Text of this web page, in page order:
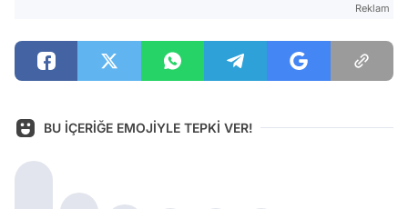
Reklam
BU İÇERİĞE EMOJİYLE TEPKİ VER!